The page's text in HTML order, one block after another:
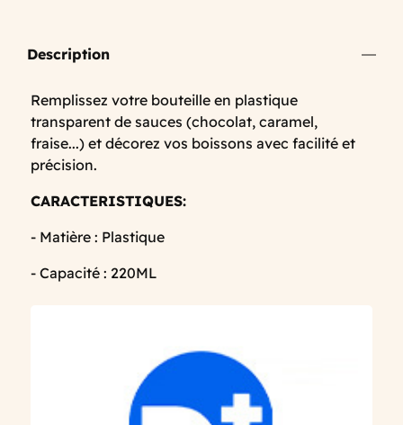
Description
Remplissez votre bouteille en plastique
transparent de sauces (chocolat, caramel,
fraise...) et décorez vos boissons avec facilité et
précision.
CARACTERISTIQUES:
- Matière : Plastique
- Capacité : 220ML